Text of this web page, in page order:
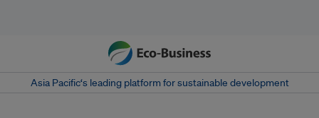
Asia Pacific‘s leading platform for sustainable development